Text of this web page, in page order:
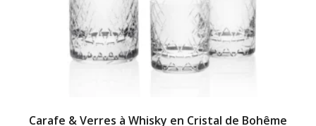
Carafe & Verres à Whisky en Cristal de Bohême